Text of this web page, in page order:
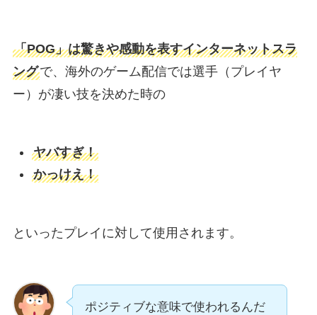
「POG」は驚きや感動を表すインターネットスラ
ングで、海外のゲーム配信では選手（プレイヤ
ー）が凄い技を決めた時の
ヤバすぎ！
かっけえ！
といったプレイに対して使用されます。
ポジティブな意味で使われるんだ